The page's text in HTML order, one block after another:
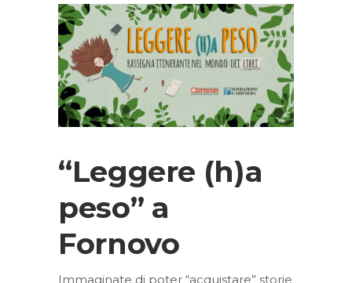
“Leggere (h)a
peso” a
Fornovo
Immaginate di poter “acquistare” storie